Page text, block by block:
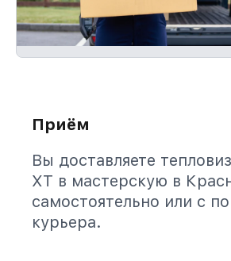
Приём
Вы доставляете
XT в мастерскую в
самостоятельно или с
курьера.